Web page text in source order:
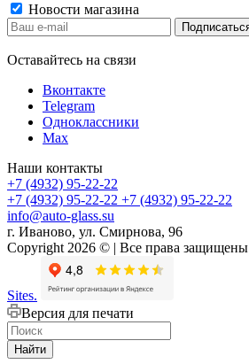
Новости магазина
Оставайтесь на связи
Вконтакте
Telegram
Одноклассники
Max
Наши контакты
+7 (4932) 95-22-22
+7 (4932) 95-22-22 +7 (4932) 95-22-22
info@auto-glass.su
г. Иваново, ул. Смирнова, 96
Copyright 2026 © | Все права
Sites.
Версия для печати
Найти